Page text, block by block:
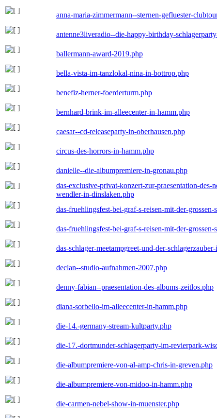
anna-maria-zimmermann--sternen-gefluester-
antenne3liveradio--die-happy-birthday-
ballermann-award-2019.php
bella-vista-im-tanzlokal-nina-in-bottrop.php
benefiz-herner-foerderturm.php
bernhard-brink-im-alleecenter-in-hamm.php
caesar--cd-releaseparty-in-oberhausen.php
circus-des-horrors-in-hamm.php
danielle--die-albumpremiere-in-gronau.php
das-exclusive-privat-konzert-zur-praesentation-
wendler-in-dinslaken.php
das-fruehlingsfest-bei-graf-s-reisen-mit-der-
das-fruehlingsfest-bei-graf-s-reisen-mit-der-
das-schlager-meetampgreet-und-der-
declan--studio-aufnahmen-2007.php
denny-fabian--praesentation-des-albums-zeitlos.php
diana-sorbello-im-alleecenter-in-hamm.php
die-14.-germany-stream-kultparty.php
die-17.-dortmunder-schlagerparty-im-revierpark-
die-albumpremiere-von-al-amp-chris-in-greven.php
die-albumpremiere-von-midoo-in-hamm.php
die-carmen-nebel-show-in-muenster.php